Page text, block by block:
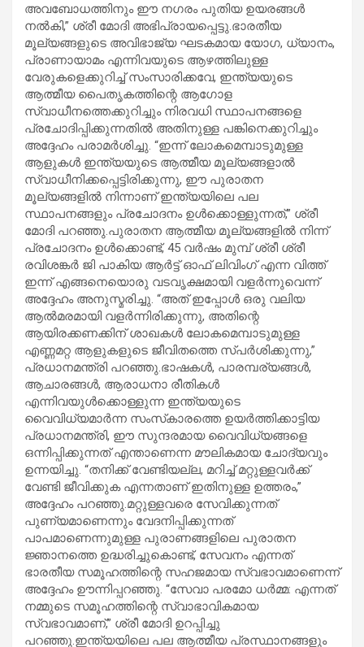
അവബോധത്തിനും ഈ നഗരം പുതിയ ഉയരങ്ങൾ
നൽകി,” ശ്രീ മോദി അഭിപ്രായപ്പെട്ടു.ഭാരതീയ
മൂല്യങ്ങളുടെ അവിഭാജ്യ ഘടകമായ യോഗ, ധ്യാനം,
പ്രാണായാമം എന്നിവയുടെ ആഴത്തിലുള്ള
വേരുകളെക്കുറിച്ച് സംസാരിക്കവേ, ഇന്ത്യയുടെ
ആത്മീയ പൈതൃകത്തിന്റെ ആഗോള
സ്വാധീനത്തെക്കുറിച്ചും നിരവധി സ്ഥാപനങ്ങളെ
പ്രചോദിപ്പിക്കുന്നതിൽ അതിനുള്ള പങ്കിനെക്കുറിച്ചും
അദ്ദേഹം പരാമർശിച്ചു. “ഇന്ന് ലോകമെമ്പാടുമുള്ള
ആളുകൾ ഇന്ത്യയുടെ ആത്മീയ മൂല്യങ്ങളാൽ
സ്വാധീനിക്കപ്പെട്ടിരിക്കുന്നു, ഈ പുരാതന
മൂല്യങ്ങളിൽ നിന്നാണ് ഇന്ത്യയിലെ പല
സ്ഥാപനങ്ങളും പ്രചോദനം ഉൾക്കൊള്ളുന്നത്,” ശ്രീ
മോദി പറഞ്ഞു.പുരാതന ആത്മീയ മൂല്യങ്ങളിൽ നിന്ന്
പ്രചോദനം ഉൾക്കൊണ്ട്, 45 വർഷം മുമ്പ് ശ്രീ ശ്രീ
രവിശങ്കർ ജി പാകിയ ആർട്ട് ഓഫ് ലിവിംഗ് എന്ന വിത്ത്
ഇന്ന് എങ്ങനെയൊരു വടവൃക്ഷമായി വളർന്നുവെന്ന്
അദ്ദേഹം അനുസ്മരിച്ചു. “അത് ഇപ്പോൾ ഒരു വലിയ
ആൽമരമായി വളർന്നിരിക്കുന്നു, അതിന്റെ
ആയിരക്കണക്കിന് ശാഖകൾ ലോകമെമ്പാടുമുള്ള
എണ്ണമറ്റ ആളുകളുടെ ജീവിതത്തെ സ്പർശിക്കുന്നു,”
പ്രധാനമന്ത്രി പറഞ്ഞു.ഭാഷകൾ, പാരമ്പര്യങ്ങൾ,
ആചാരങ്ങൾ, ആരാധനാ രീതികൾ
എന്നിവയുൾക്കൊള്ളുന്ന ഇന്ത്യയുടെ
വൈവിധ്യമാർന്ന സംസ്‌കാരത്തെ ഉയർത്തിക്കാട്ടിയ
പ്രധാനമന്ത്രി, ഈ സുന്ദരമായ വൈവിധ്യങ്ങളെ
ഒന്നിപ്പിക്കുന്നത് എന്താണെന്ന മൗലികമായ ചോദ്യവും
ഉന്നയിച്ചു. “തനിക്ക് വേണ്ടിയല്ല, മറിച്ച് മറ്റുള്ളവർക്ക്
വേണ്ടി ജീവിക്കുക എന്നതാണ് ഇതിനുള്ള ഉത്തരം,”
അദ്ദേഹം പറഞ്ഞു.മറ്റുള്ളവരെ സേവിക്കുന്നത്
പുണ്യമാണെന്നും വേദനിപ്പിക്കുന്നത്
പാപമാണെന്നുമുള്ള പുരാണങ്ങളിലെ പുരാതന
ജ്ഞാനത്തെ ഉദ്ധരിച്ചുകൊണ്ട്, സേവനം എന്നത്
ഭാരതീയ സമൂഹത്തിന്റെ സഹജമായ സ്വഭാവമാണെന്ന്
അദ്ദേഹം ഊന്നിപ്പറഞ്ഞു. “സേവാ പരമോ ധർമ്മ: എന്നത്
നമ്മുടെ സമൂഹത്തിന്റെ സ്വാഭാവികമായ
സ്വഭാവമാണ്,” ശ്രീ മോദി ഉറപ്പിച്ചു
പറഞ്ഞു.ഇന്ത്യയിലെ പല ആത്മീയ പ്രസ്ഥാനങ്ങളും